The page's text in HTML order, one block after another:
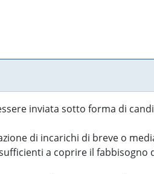
inviata sotto forma di
di incarichi di breve o
a coprire il fabbisogno